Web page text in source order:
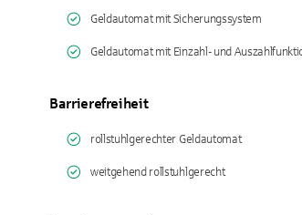
Geldautomat mit Sicherungssystem
Geldautomat mit Einzahl- und
Barrierefreiheit
rollstuhlgerechter Geldautomat
weitgehend rollstuhlgerecht